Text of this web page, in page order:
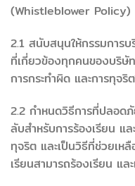
(Whistleblower Policy)
2.1 สนับสนุนให้กรรมการ
ที่เกี่ยวข้องทุกคนของบริษัท
การกระทำผิด และการทุจ
2.2 กำหนดวิธีการที่ปลอดภั
ลับสำหรับการร้องเรียน แล
ทุจริต และเป็นวิธีที่ช่วยเห
เรียนสามารถร้องเรียน แล